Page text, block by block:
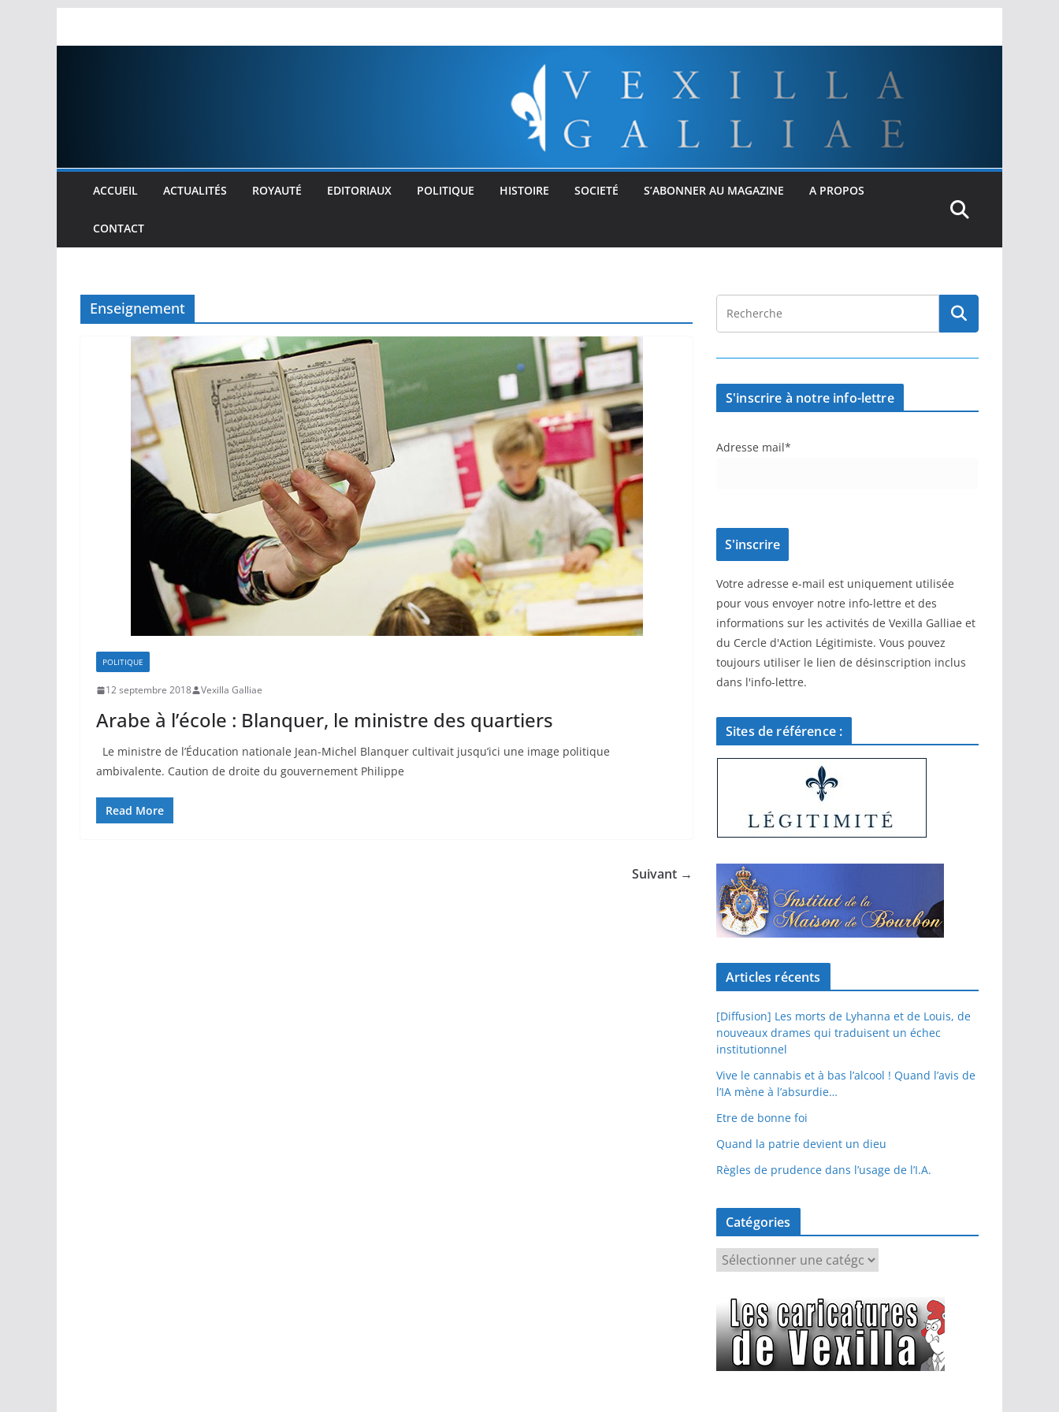
ACCUEIL ACTUALITÉS ROYAUTÉ EDITORIAUX POLITIQUE HISTOIRE SOCIETÉ S’ABONNER AU MAGAZINE A PROPOS
CONTACT
Enseignement
POLITIQUE
12 septembre 2018 Vexilla Galliae
Arabe à l’école : Blanquer, le ministre des quartiers
Le ministre de l’Éducation nationale Jean-Michel Blanquer cultivait jusqu’ici une image politique
ambivalente. Caution de droite du gouvernement Philippe
Read More
Suivant →
S'inscrire à notre info-lettre
Adresse mail*
Votre adresse e-mail est uniquement utilisée
pour vous envoyer notre info-lettre et des
informations sur les activités de Vexilla Galliae et
du Cercle d'Action Légitimiste. Vous pouvez
toujours utiliser le lien de désinscription inclus
dans l'info-lettre.
Sites de référence :
Articles récents
[Diffusion] Les morts de Lyhanna et de Louis, de
nouveaux drames qui traduisent un échec
institutionnel
Vive le cannabis et à bas l’alcool ! Quand l’avis de
l’IA mène à l’absurdie…
Etre de bonne foi
Quand la patrie devient un dieu
Règles de prudence dans l’usage de l’I.A.
Catégories
é
g
o
r